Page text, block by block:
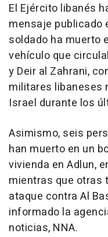
El Ejército libanés
mensaje publicado
soldado ha muerto
vehículo que
y Deir al Zahrani,
militares libaneses
Israel durante los
Asimismo, seis
han muerto en un
vivienda en Adlun,
mientras que otras
ataque contra Al
informado la
noticias, NNA.